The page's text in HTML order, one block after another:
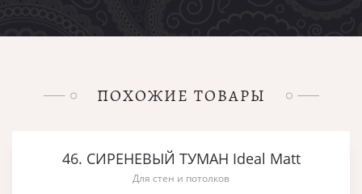
ПОХОЖИЕ ТОВАРЫ
46. СИРЕНЕВЫЙ ТУМАН Ideal Matt
Для стен и потолков